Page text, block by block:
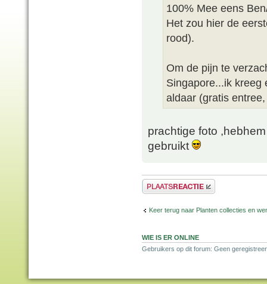
100% Mee eens
Het zou hier de
rood).
Om de pijn te
Singapore...ik kreeg
aldaar (gratis
prachtige foto
gebruikt
Plaats een reactie
Keer terug naar Planten collecties en
WIE IS ER ONLINE
Gebruikers op dit forum: Geen